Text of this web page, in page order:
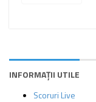
INFORMAȚII UTILE
Scoruri Live